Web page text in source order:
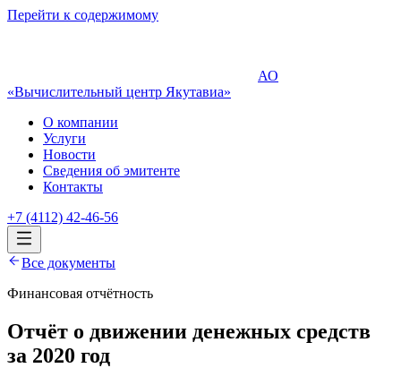
Перейти к содержимому
АО
«Вычислительный центр Якутавиа»
О компании
Услуги
Новости
Сведения об эмитенте
Контакты
+7 (4112) 42-46-56
Все документы
Финансовая отчётность
Отчёт о движении денежных средств
за 2020 год